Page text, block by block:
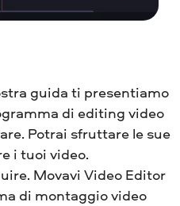
guida ti presentiamo
di editing video
Potrai sfruttare le sue
i tuoi video.
Movavi Video Editor
di montaggio video